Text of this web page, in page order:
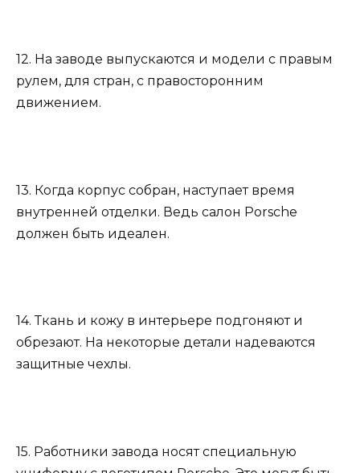
12. На заводе выпускаются и модели с правым
рулем, для стран, с правосторонним
движением.
13. Когда корпус собран, наступает время
внутренней отделки. Ведь салон Porsche
должен быть идеален.
14. Ткань и кожу в интерьере подгоняют и
обрезают. На некоторые детали надеваются
защитные чехлы.
15. Работники завода носят специальную